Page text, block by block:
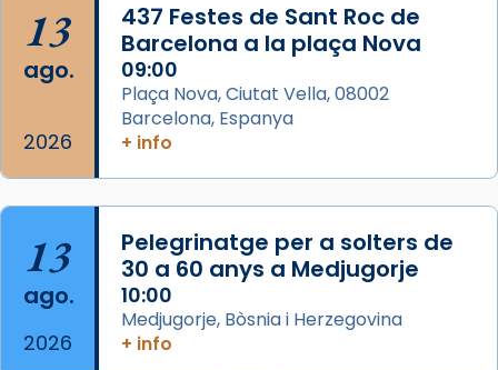
View on Facebook · Share
13
ago.
2026
437 Festes de Sant Roc de
Barcelona a la plaça Nova
09:00
Plaça Nova, Ciutat Vella, 08002
Barcelona, Espanya
+ info
13
ago.
2026
Pelegrinatge per a solters de
30 a 60 anys a Medjugorje
10:00
Medjugorje, Bòsnia i Herzegovina
+ info